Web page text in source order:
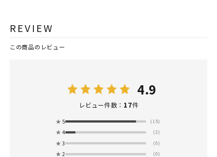
REVIEW
この商品のレビュー
4.9
レビュー件数： 17件
★ 5 (15)
★ 4 (2)
★ 3 (0)
★ 2 (0)